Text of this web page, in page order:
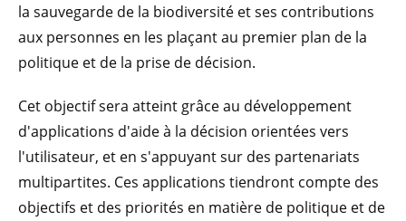
la sauvegarde de la biodiversité et ses contributions
aux personnes en les plaçant au premier plan de la
politique et de la prise de décision.
Cet objectif sera atteint grâce au développement
d'applications d'aide à la décision orientées vers
l'utilisateur, et en s'appuyant sur des partenariats
multipartites. Ces applications tiendront compte des
objectifs et des priorités en matière de politique et de